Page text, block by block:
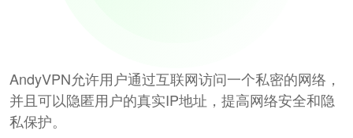
AndyVPN允许用户通过互联网访问一个私密的网络，
并且可以隐匿用户的真实IP地址，提高网络安全和隐
私保护。